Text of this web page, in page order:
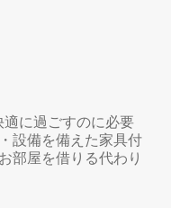
に過ごすのに必要
設備を備えた家具付
部屋を借りる代わり